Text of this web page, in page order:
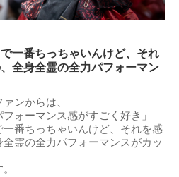
一番ちっちゃいんけど、それ
全身全霊の全力パフォーマン
ンからは、
ォーマンス感がすごく好き」
一番ちっちゃいんけど、それを感
霊の全力パフォーマンスがカッ